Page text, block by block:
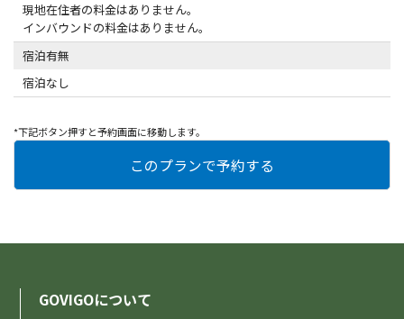
現地在住者の料金はありません。
インバウンドの料金はありません。
宿泊有無
宿泊なし
*下記ボタン押すと予約画面に移動します。
GOVIGOについて